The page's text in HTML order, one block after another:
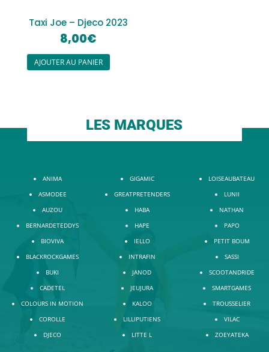
Taxi Joe – Djeco 2023
8,00€
AJOUTER AU PANIER
LES MARQUES
ANIMA
ASMODEE
AUZOU
BERNARDETEDDYS
BIOVIVA
BLACKROCKGAMES
BUKI
CADETEL
COLOURS IN MOTION
COROLLE
DJECO
GIGAMIC
GREATPRETENDERS
HABA
HAPE
IELLO
INTRAFIN
JANOD
JEUJURA
KALOO
LILLIPUTIENS
LITTE L
LOISEAUBATEAU
LUNII
NATHAN
PAPO
PETIT BOUM
SASSI
SCOOTANDRIDE
SMARTGAMES
TROUSSELIER
VILAC
ZOEYATEKA